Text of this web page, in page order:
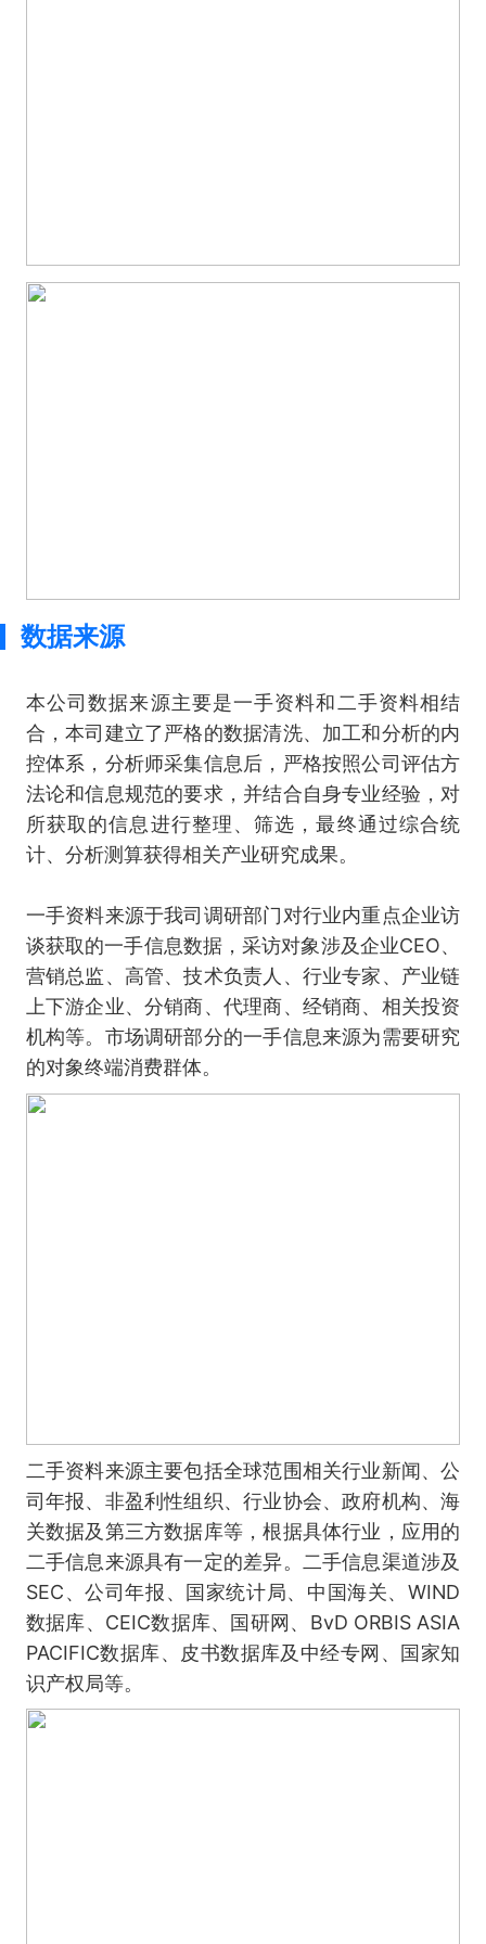
数据来源
本公司数据来源主要是一手资料和二手资料相结
合，本司建立了严格的数据清洗、加工和分析的内
控体系，分析师采集信息后，严格按照公司评估方
法论和信息规范的要求，并结合自身专业经验，对
所获取的信息进行整理、筛选，最终通过综合统
计、分析测算获得相关产业研究成果。
一手资料来源于我司调研部门对行业内重点企业访
谈获取的一手信息数据，采访对象涉及企业CEO、
营销总监、高管、技术负责人、行业专家、产业链
上下游企业、分销商、代理商、经销商、相关投资
机构等。市场调研部分的一手信息来源为需要研究
的对象终端消费群体。
二手资料来源主要包括全球范围相关行业新闻、公
司年报、非盈利性组织、行业协会、政府机构、海
关数据及第三方数据库等，根据具体行业，应用的
二手信息来源具有一定的差异。二手信息渠道涉及
SEC、公司年报、国家统计局、中国海关、WIND
数据库、CEIC数据库、国研网、BvD ORBIS ASIA
PACIFIC数据库、皮书数据库及中经专网、国家知
识产权局等。